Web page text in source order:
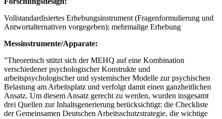
Vollstandardisiertes Erhebungsinstrument (Fragenformulierung und
Antwortalternativen vorgegeben); mehrmalige Erhebung
Messinstrumente/Apparate:
"Theoretisch stützt sich der MEHQ auf eine Kombination
verschiedener psychologischer Konstrukte und
arbeitspsychologischer und systemischer Modelle zur psychischen
Belastung am Arbeitsplatz und verfolgt damit einen ganzheitlichen
Ansatz. Um diesem Ansatz gerecht zu werden, wurden insgesamt
drei Quellen zur Inhaltsgenerierung berücksichtigt: die Checkliste
der Gemeinsamen Deutschen Arbeitsschutzstrategie, die wichtige